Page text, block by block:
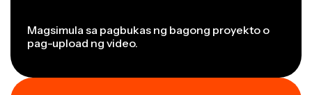
Magsimula sa pagbukas ng bagong proyekto o
pag-upload ng video.